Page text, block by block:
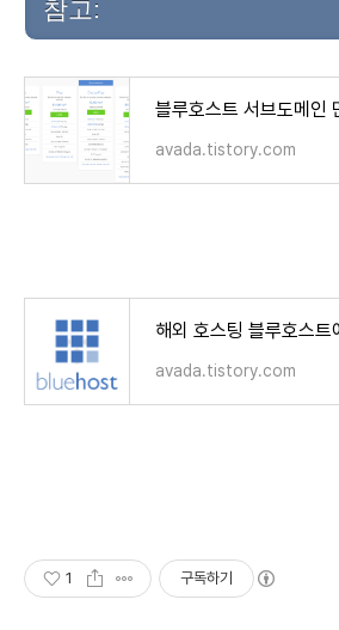
참고:
블루호스트 서브도메인
avada.tistory.com
avada.tistory.com
1 구독하기